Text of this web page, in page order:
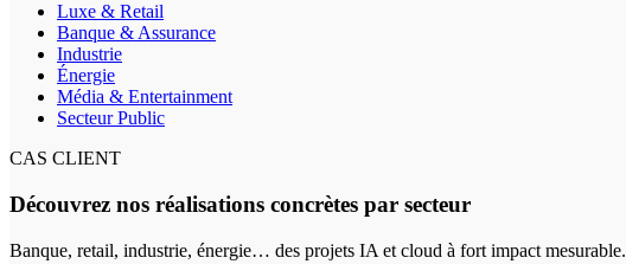
Luxe & Retail
Banque & Assurance
Industrie
Énergie
Média & Entertainment
Secteur Public
CAS CLIENT
Découvrez nos réalisations concrètes par secteur
Banque, retail, industrie, énergie… des projets IA et cloud à fort impact mesurable.